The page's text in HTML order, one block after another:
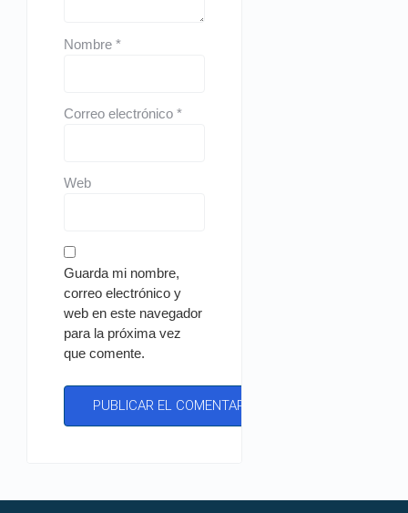
Nombre*
Correo electrónico*
Web
Guarda mi nombre,
correo electrónico y
web en este navegador
para la próxima vez
que comente.